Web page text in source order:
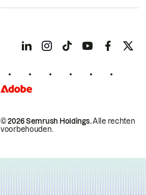
© 2026 Semrush Holdings.Alle rechten
voorbehouden.